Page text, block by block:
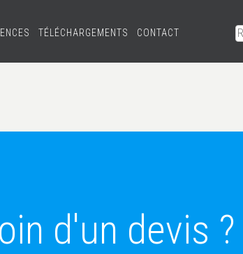
TÉLÉCHARGEMENTS CONTACT
d'un devis ?